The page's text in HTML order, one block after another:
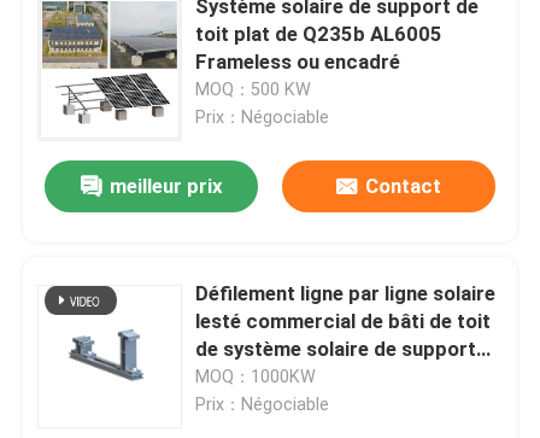
Système solaire de support de
toit plat de Q235b AL6005
Frameless ou encadré
MOQ：500 KW
Prix：Négociable
meilleur prix Contact
Défilement ligne par ligne solaire
lesté commercial de bâti de toit
de système solaire de support
encadré 5 par degrés de toit plat
MOQ：1000KW
Prix：Négociable